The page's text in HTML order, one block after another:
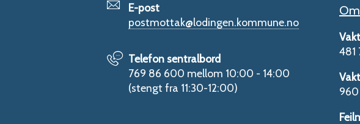
E-post
postmottak@lodingen.kommune.no
Telefon sentralbord
769 86 600 mellom 10:00 - 14:00
(stengt fra 11:30-12:00)
481
960